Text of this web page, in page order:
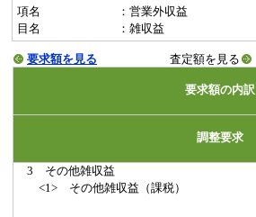
項名
：営業外収益
目名
：雑収益
要求額を見る 査定額を見る
要求額の内訳
調整要求
3 その他雑収益
<1> その他雑収益（課税）